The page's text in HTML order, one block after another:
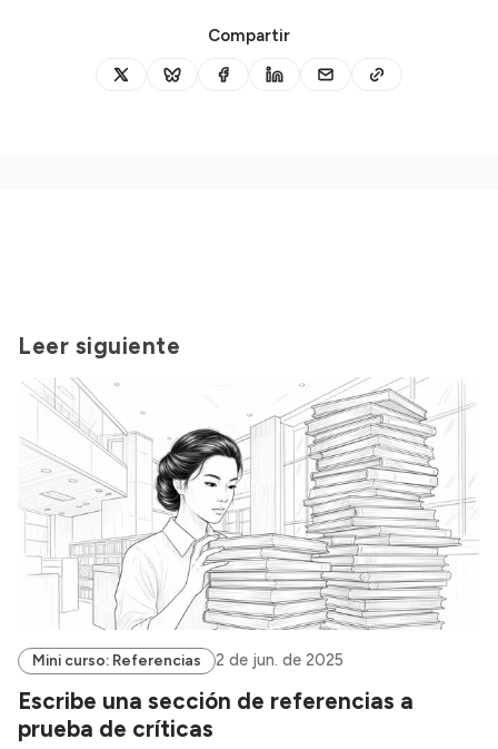
Compartir
Leer siguiente
Mini curso: Referencias 2 de jun. de 2025
Escribe una sección de referencias a
prueba de críticas